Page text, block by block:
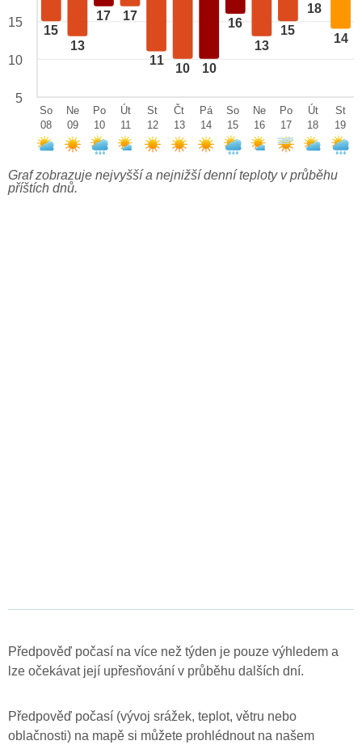
15
13
17 17
11
10 10
16
13
15
18
14
15
10
5
So
08
Ne
09
Po
10
Út
11
St
12
Čt
13
Pá
14
So
15
Ne
16
Po
17
Út
18
St
19
Graf zobrazuje nejvyšší a nejnižší denní teploty v průběhu
příštích dnů.
Předpověď počasí na více než týden je pouze výhledem a
lze očekávat její upřesňování v průběhu dalších dní.
Předpověď počasí (vývoj srážek, teplot, větru nebo
oblačnosti) na mapě si můžete prohlédnout na našem